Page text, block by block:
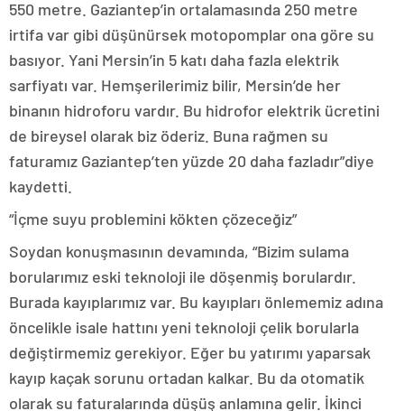
550 metre. Gaziantep’in ortalamasında 250 metre
irtifa var gibi düşünürsek motopomplar ona göre su
basıyor. Yani Mersin’in 5 katı daha fazla elektrik
sarfiyatı var. Hemşerilerimiz bilir, Mersin’de her
binanın hidroforu vardır. Bu hidrofor elektrik ücretini
de bireysel olarak biz öderiz. Buna rağmen su
faturamız Gaziantep’ten yüzde 20 daha fazladır”diye
kaydetti.
“İçme suyu problemini kökten çözeceğiz”
Soydan konuşmasının devamında, “Bizim sulama
borularımız eski teknoloji ile döşenmiş borulardır.
Burada kayıplarımız var. Bu kayıpları önlememiz adına
öncelikle isale hattını yeni teknoloji çelik borularla
değiştirmemiz gerekiyor. Eğer bu yatırımı yaparsak
kayıp kaçak sorunu ortadan kalkar. Bu da otomatik
olarak su faturalarında düşüş anlamına gelir. İkinci